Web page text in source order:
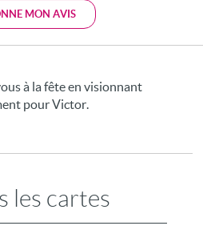
MON AVIS
à la fête en visionnant
pour Victor.
les cartes